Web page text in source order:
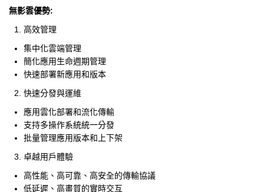
無影雲優勢:
高效管理
集中化雲端管理
簡化應用生命週期管理
快速部署新應用和版本
快速分發與運維
應用雲化部署和流化傳輸
支持多操作系統統一分發
批量管理應用版本和上下架
卓越用戶體驗
高性能、高可靠、高安全的傳輸協議
低延遲、高畫質的實時交互